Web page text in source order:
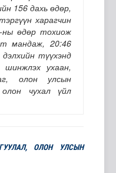
156 дахь өдөр,
харагчин
ны өдөр тохиож
мандаж, 20:46
түүхэнд
ухаан,
олон улсын
олон чухал үйл
ОЛОН УЛСЫН